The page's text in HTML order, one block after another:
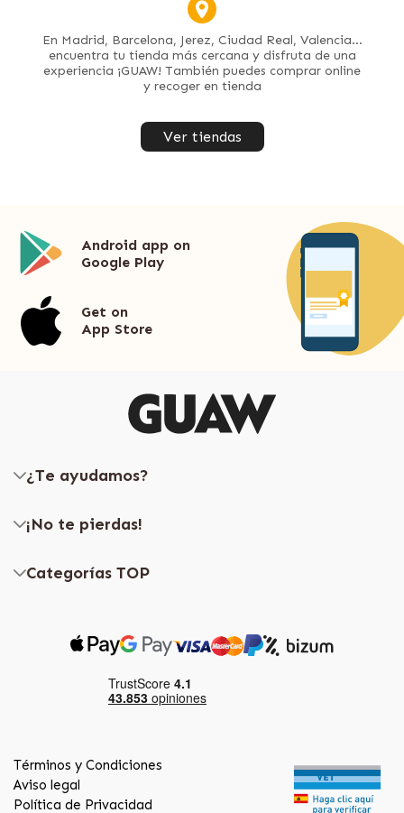
En Madrid, Barcelona, Jerez, Ciudad Real, Valencia...
encuentra tu tienda más cercana y disfruta de una
experiencia ¡GUAW! También puedes comprar online
y recoger en tienda
Ver tiendas
Android app on
Google Play
Get on
App Store
¿Te ayudamos?
¡No te pierdas!
Categorías TOP
Términos y Condiciones
Aviso legal
Política de Privacidad